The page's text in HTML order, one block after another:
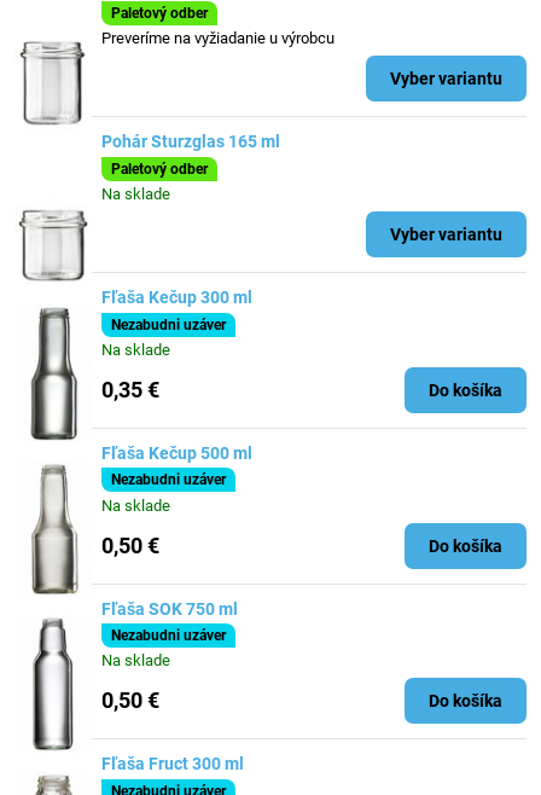
Paletový odber
Preveríme na vyžiadanie u výrobcu
Vyber variantu
Pohár Sturzglas 165 ml
Paletový odber
Na sklade
Vyber variantu
Fľaša Kečup 300 ml
Nezabudni uzáver
Na sklade
0,35 € Do košíka
Fľaša Kečup 500 ml
Nezabudni uzáver
Na sklade
0,50 € Do košíka
Fľaša SOK 750 ml
Nezabudni uzáver
Na sklade
0,50 € Do košíka
Fľaša Fruct 300 ml
Nezabudni uzáver